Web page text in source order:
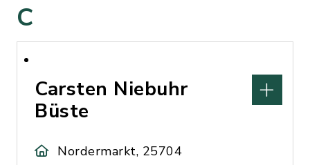
C
Carsten Niebuhr
Büste
Nordermarkt, 25704